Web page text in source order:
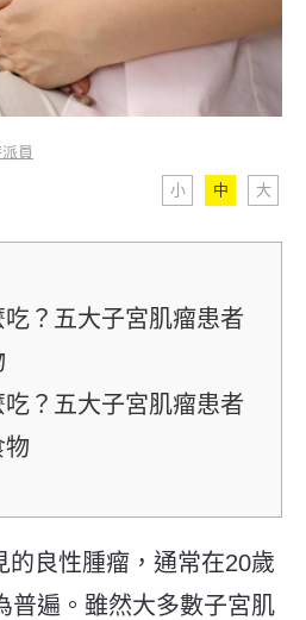
員
小 中 大
？五大子宮肌瘤患者
？五大子宮肌瘤患者
物
的良性腫瘤，通常在20歲
普遍。雖然大多數子宮肌